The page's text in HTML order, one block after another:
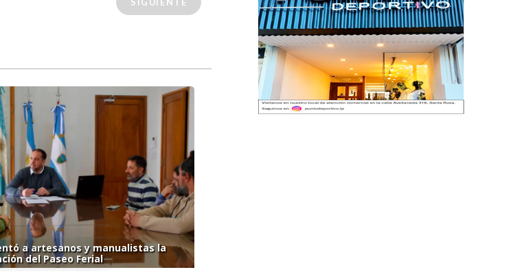
SIGUIENTE
a artesanos y manualistas la
del Paseo Ferial